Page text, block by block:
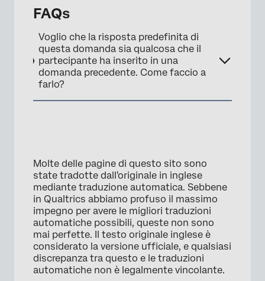
FAQs
Voglio che la risposta predefinita di
questa domanda sia qualcosa che il
partecipante ha inserito in una
domanda precedente. Come faccio a
farlo?
Molte delle pagine di questo sito sono
state tradotte dall'originale in inglese
mediante traduzione automatica. Sebbene
in Qualtrics abbiamo profuso il massimo
impegno per avere le migliori traduzioni
automatiche possibili, queste non sono
mai perfette. Il testo originale inglese è
considerato la versione ufficiale, e qualsiasi
discrepanza tra questo e le traduzioni
automatiche non è legalmente vincolante.